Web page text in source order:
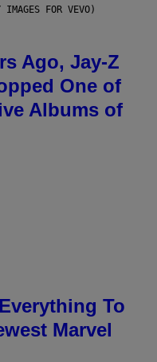
IMAGES FOR VEVO)
Ago, Jay-Z
One of
Albums of
To
Marvel